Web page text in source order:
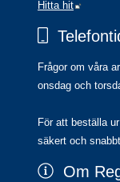
Hitta hit
Frågor om våra
onsdag och
För att beställa
säkert och
Om